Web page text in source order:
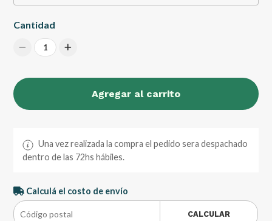
Cantidad
1
Agregar al carrito
Una vez realizada la compra el pedido sera despachado
dentro de las 72hs hábiles.
Calculá el costo de envío
CALCULAR